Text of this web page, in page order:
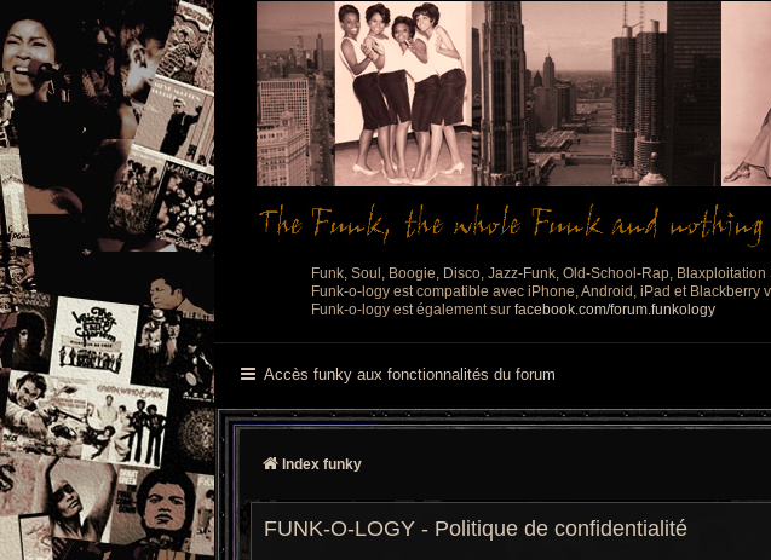
Funk, Soul, Boogie, Disco, Jazz-Funk, Old-School-Rap,
Funk-o-logy est compatible avec iPhone, Android, iPad et Blackberry
Funk-o-logy est également sur facebook.com/forum.funkology
Accès funky aux fonctionnalités du forum
Index funky
FUNK-O-LOGY - Politique de confidentialité